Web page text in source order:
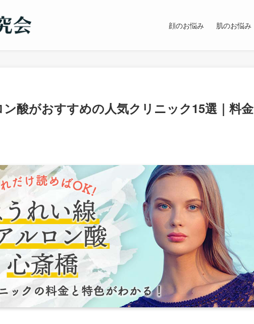
顔のお悩み 肌のお悩み
酸がおすすめの人気クリニック15選｜料金